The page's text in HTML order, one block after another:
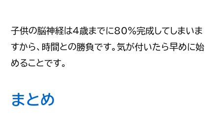
子供の脳神経は4歳までに80％完成してしまいま
すから、時間との勝負です。気が付いたら早めに始
めることです。
まとめ